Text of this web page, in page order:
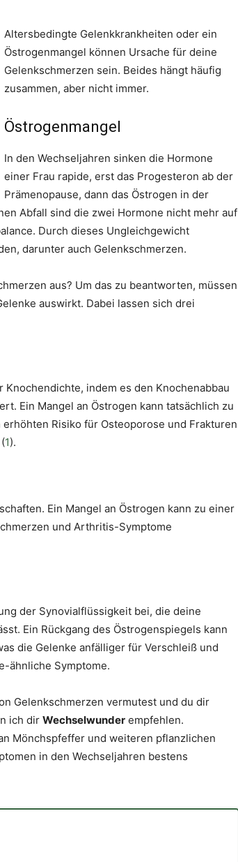
Altersbedingte Gelenkkrankheiten oder ein
Östrogenmangel können Ursache für deine
Gelenkschmerzen sein. Beides hängt häufig
zusammen, aber nicht immer.
Östrogenmangel
In den Wechseljahren sinken die Hormone
einer Frau rapide, erst das Progesteron ab der
Prämenopause, dann das Östrogen in der
Abfall sind die zwei Hormone nicht mehr auf
Durch dieses Ungleichgewicht
darunter auch Gelenkschmerzen.
aus? Um das zu beantworten, müssen
auswirkt. Dabei lassen sich drei
indem es den Knochenabbau
Ein Mangel an Östrogen kann tatsächlich zu
Risiko für Osteoporose und Frakturen
1).
Ein Mangel an Östrogen kann zu einer
und Arthritis-Symptome
der Synovialflüssigkeit bei, die deine
Ein Rückgang des Östrogenspiegels kann
die Gelenke anfälliger für Verschleiß und
ähnliche Symptome.
Gelenkschmerzen vermutest und du dir
ich dir Wechselwunder empfehlen.
Mönchspfeffer und weiteren pflanzlichen
in den Wechseljahren bestens